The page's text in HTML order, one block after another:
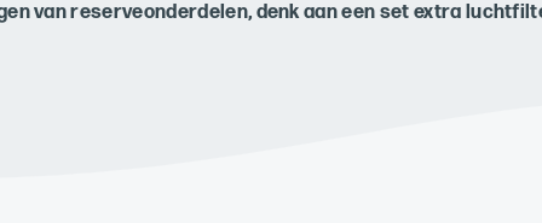
van reserveonderdelen, denk aan een set extra